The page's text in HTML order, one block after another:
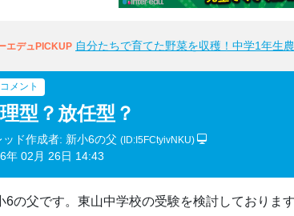
エデュPICKUP 自分たちで育てた野菜を収穫！中学1年生
コメント
型？放任型？
ッド作成者: 新小6の父 (ID:I5FCtyivNKU)
年 02月 26日 14:43
6の父です。東山中学校の受験を検討しております